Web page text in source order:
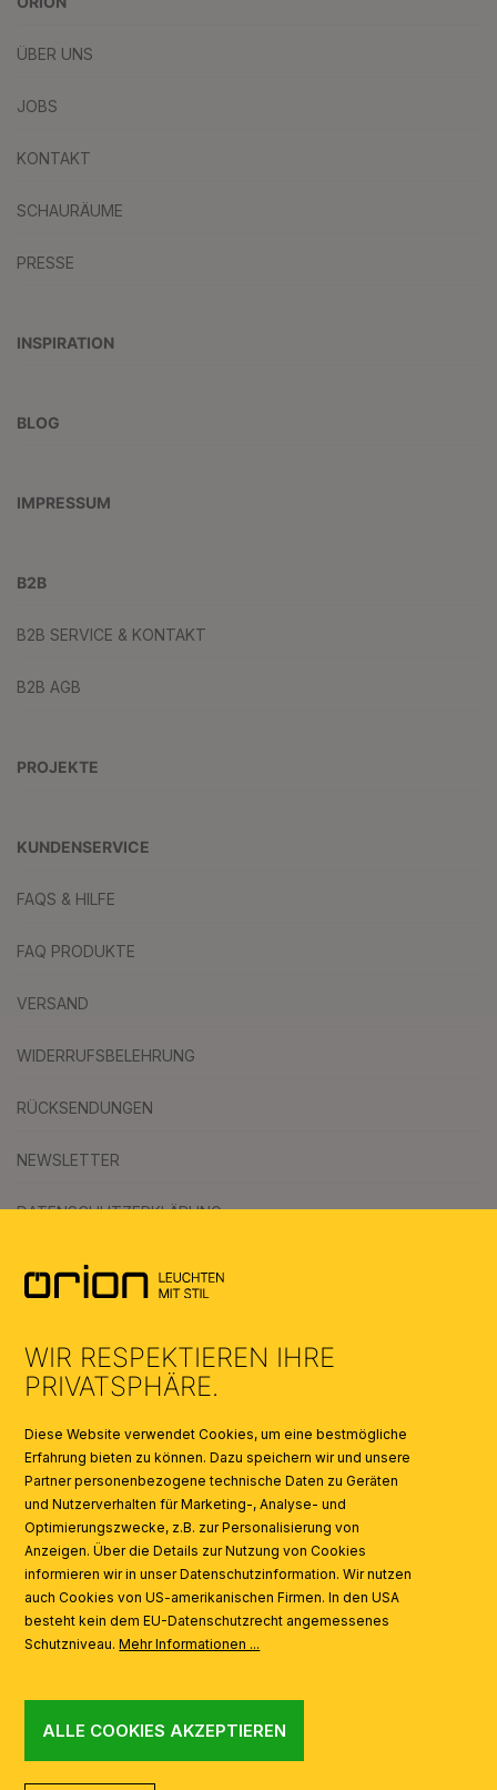
ÜBER UNS
JOBS
KONTAKT
SCHAURÄUME
PRESSE
INSPIRATION
BLOG
IMPRESSUM
B2B
B2B SERVICE & KONTAKT
B2B AGB
PROJEKTE
KUNDENSERVICE
FAQS & HILFE
FAQ PRODUKTE
VERSAND
WIDERRUFSBELEHRUNG
RÜCKSENDUNGEN
NEWSLETTER
DATENSCHUTZERKLÄRUNG
KATALOGE
AI
WIR RESPEKTIEREN IHRE
PRIVATSPHÄRE.
Diese Website verwendet Cookies, um eine bestmögliche
Erfahrung bieten zu können. Dazu speichern wir und unsere
Partner personenbezogene technische Daten zu Geräten
und Nutzerverhalten für Marketing-, Analyse- und
Optimierungszwecke, z.B. zur Personalisierung von
Anzeigen. Über die Details zur Nutzung von Cookies
informieren wir in unser Datenschutzinformation. Wir nutzen
auch Cookies von US-amerikanischen Firmen. In den USA
besteht kein dem EU-Datenschutzrecht angemessenes
Schutzniveau.Mehr Informationen ...
ALLE COOKIES AKZEPTIEREN